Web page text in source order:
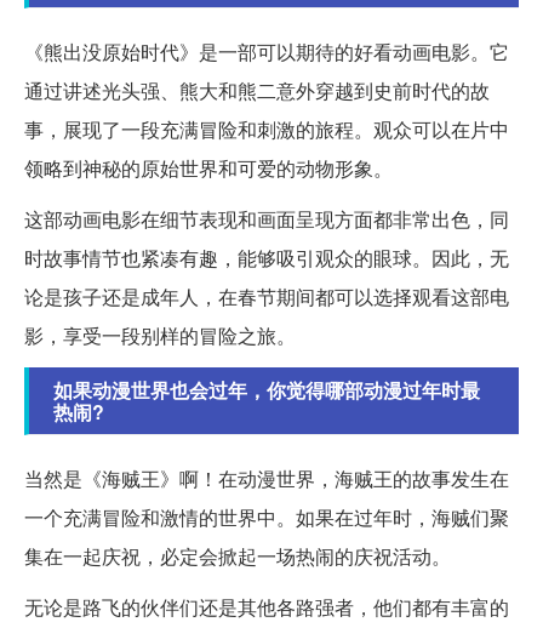
《熊出没原始时代》是一部可以期待的好看动画电影。它
通过讲述光头强、熊大和熊二意外穿越到史前时代的故
事，展现了一段充满冒险和刺激的旅程。观众可以在片中
领略到神秘的原始世界和可爱的动物形象。
这部动画电影在细节表现和画面呈现方面都非常出色，同
时故事情节也紧凑有趣，能够吸引观众的眼球。因此，无
论是孩子还是成年人，在春节期间都可以选择观看这部电
影，享受一段别样的冒险之旅。
如果动漫世界也会过年，你觉得哪部动漫过年时最
热闹?
当然是《海贼王》啊！在动漫世界，海贼王的故事发生在
一个充满冒险和激情的世界中。如果在过年时，海贼们聚
集在一起庆祝，必定会掀起一场热闹的庆祝活动。
无论是路飞的伙伴们还是其他各路强者，他们都有丰富的